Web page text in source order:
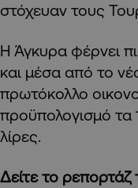
στόχευαν τους
Η Άγκυρα φέρνει
και μέσα από το
πρωτόκολλο
προϋπολογισμό τα
λίρες.
Δείτε το